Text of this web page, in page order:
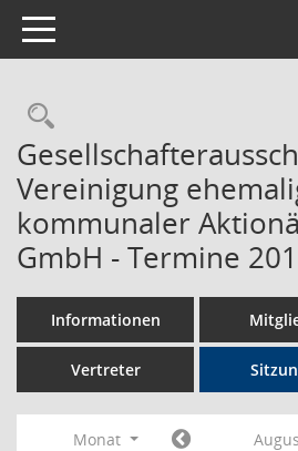
Toggle navigation
Rechercheauswahl
Vereinigung
kommunaler
GmbH - Termine
Informationen
Vertreter
Monat